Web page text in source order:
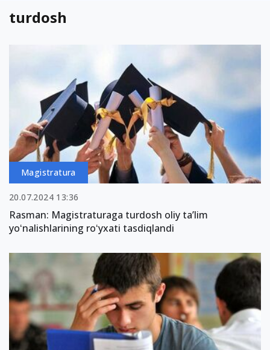
turdosh
Magistratura
20.07.2024 13:36
Rasman: Magistraturaga turdosh oliy taʼlim
yoʻnalishlarining roʻyxati tasdiqlandi